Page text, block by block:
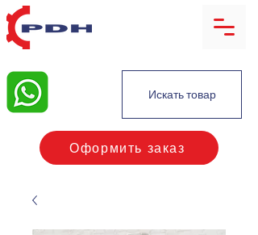
Искать товар
Оформить заказ